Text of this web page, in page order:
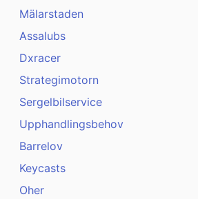
Mälarstaden
Assalubs
Dxracer
Strategimotorn
Sergelbilservice
Upphandlingsbehov
Barrelov
Keycasts
Oher